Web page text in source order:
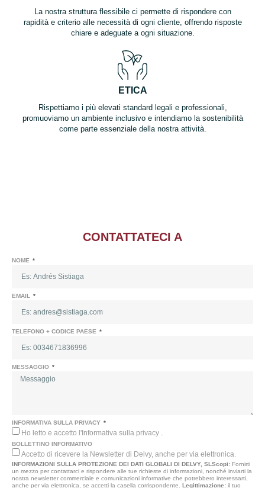
La nostra struttura flessibile ci permette di rispondere con
rapidità e criterio alle necessità di ogni cliente, offrendo risposte
chiare e adeguate a ogni situazione.
ETICA
Rispettiamo i più elevati standard legali e professionali,
promuoviamo un ambiente inclusivo e intendiamo la sostenibilità
come parte essenziale della nostra attività.
CONTATTATECI A
NOME
EMAIL
TELEFONO + CODICE PAESE
MESSAGGIO
INFORMATIVA SULLA PRIVACY
Ho letto e accetto l'Informativa sulla privacy
BOLLETTINO INFORMATIVO
Accetto di ricevere la Newsletter di Delvy, anche per via elettronica.
INFORMAZIONI SULLA PROTEZIONE DEI DATI GLOBALI DI DELVY, SL Scopi: Fornirti
un mezzo per contattarci e rispondere alle tue richieste di informazioni, nonché inviarti la
nostra newsletter commerciale e comunicazioni informative che potrebbero interessarti,
anche per via elettronica, se accetti la casella corrispondente. Legittimazione: il tuo